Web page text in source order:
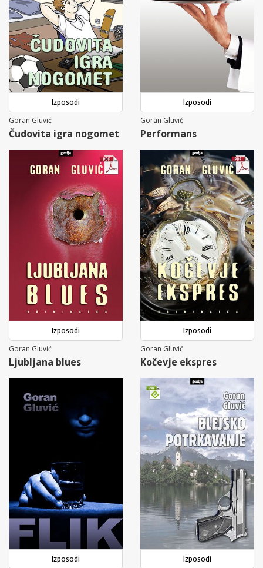
Izposodi
Goran Gluvić
Čudovita igra nogomet
Izposodi
Goran Gluvić
Performans
Izposodi
Goran Gluvić
Ljubljana blues
Izposodi
Goran Gluvić
Kočevje ekspres
Izposodi Izposodi